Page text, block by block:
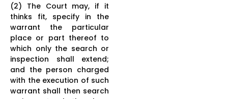
(2) The Court may, if it
thinks fit, specify in the
warrant the particular
place or part thereof to
which only the search or
inspection shall extend;
and the person charged
with the execution of such
warrant shall then search